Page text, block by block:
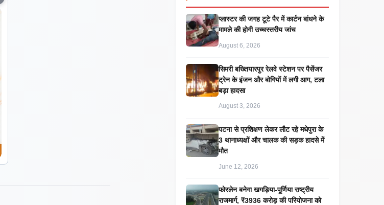
प्लास्टर की जगह टूटे पैर में कार्टन बांधने के
मामले की होगी उच्चस्तरीय जांच
August 6, 2026
सिमरी बख्तियारपुर रेलवे स्टेशन पर पैसेंजर
ट्रेन के इंजन और बोगियों में लगी आग, टला
बड़ा हादसा
August 3, 2026
पटना से प्रशिक्षण लेकर लौट रहे मधेपुरा के
3 थानाध्यक्षों और चालक की सड़क हादसे में
मौत
June 12, 2026
​फोरलेन बनेगा खगड़िया-पूर्णिया राष्ट्रीय
राजमार्ग, ₹3936 करोड़ की परियोजना को